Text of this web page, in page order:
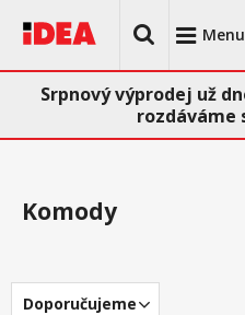
Menu
Srpnový výprodej už
rozdáváme
Komody
Doporučujeme